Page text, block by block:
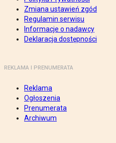
Zmiana ustawień zgód
Regulamin serwisu
Informacje o nadawcy
Deklaracja dostępności
REKLAMA I PRENUMERATA
Reklama
Ogłoszenia
Prenumerata
Archiwum